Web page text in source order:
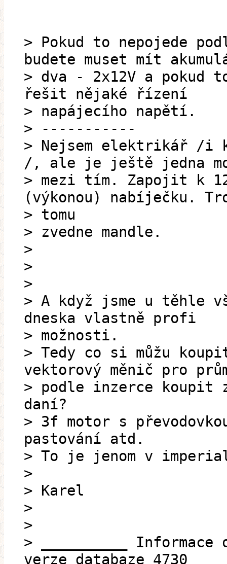
> Pokud to nepojede
budete muset mít
> dva - 2x12V a pokud
řešit nějaké řízení
> napájecího napětí.
> -----------
> Nejsem elektrikář /i
/, ale je ještě jedna
> mezi tím. Zapojit k
(výkonou) nabíječku.
> tomu
> zvedne mandle.
>
>
>
> A když jsme u těhle
dneska vlastně profi
> možnosti.
> Tedy co si můžu
vektorový měnič pro
> podle inzerce
daní?
> 3f motor s
pastování atd.
> To je jenom v
>
> Karel
>
>
> __________
verze databaze 4730